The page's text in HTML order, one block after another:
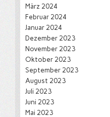
März 2024
Februar 2024
Januar 2024
Dezember 2023
November 2023
Oktober 2023
September 2023
August 2023
Juli 2023
Juni 2023
Mai 2023